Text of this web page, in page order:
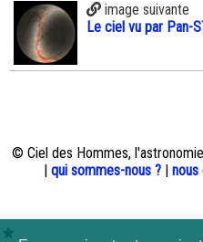
image suivante
Le ciel vu par Pan-
© Ciel des Hommes,
| qui sommes-nous ? |